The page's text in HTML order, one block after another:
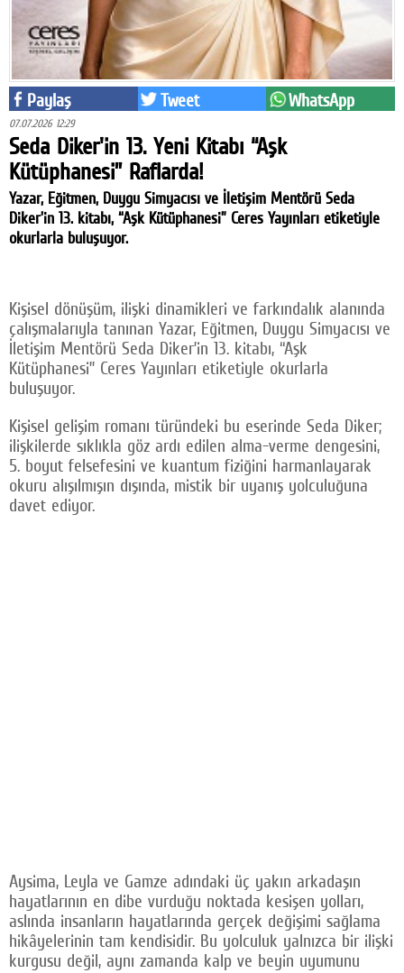
Paylaş Tweet WhatsApp
07.07.2026 12:29
Seda Diker'in 13. Yeni Kitabı “Aşk
Kütüphanesi” Raflarda!
Yazar, Eğitmen, Duygu Simyacısı ve İletişim Mentörü Seda
Diker’in 13. kitabı, “Aşk Kütüphanesi” Ceres Yayınları etiketiyle
okurlarla buluşuyor.
Kişisel dönüşüm, ilişki dinamikleri ve farkındalık alanında
çalışmalarıyla tanınan Yazar, Eğitmen, Duygu Simyacısı ve
İletişim Mentörü Seda Diker’in 13. kitabı, “Aşk
Kütüphanesi” Ceres Yayınları etiketiyle okurlarla
buluşuyor.
Kişisel gelişim romanı türündeki bu eserinde Seda Diker;
ilişkilerde sıklıkla göz ardı edilen alma-verme dengesini,
5. boyut felsefesini ve kuantum fiziğini harmanlayarak
okuru alışılmışın dışında, mistik bir uyanış yolculuğuna
davet ediyor.
Aysima, Leyla ve Gamze adındaki üç yakın arkadaşın
hayatlarının en dibe vurduğu noktada kesişen yolları,
aslında insanların hayatlarında gerçek değişimi sağlama
hikâyelerinin tam kendisidir. Bu yolculuk yalnızca bir ilişki
kurgusu değil, aynı zamanda kalp ve beyin uyumunu